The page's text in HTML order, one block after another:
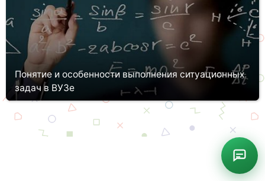
тонкости и важность...
Понятие и особенности выполнения ситуационных
задач в ВУЗе
Современное образование нацелено на развитие практических
навыков студентов в рамках осваиваемой ими профессии.
Несмотря на наличие практических занятий, стажировок и иных